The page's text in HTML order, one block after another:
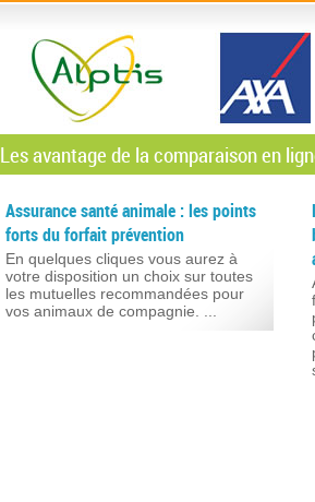
Les avantage de la comparaison en
Assurance santé animale : les points
forts du forfait prévention
En quelques cliques vous aurez à
votre disposition un choix sur toutes
les mutuelles recommandées pour
vos animaux de compagnie. ...